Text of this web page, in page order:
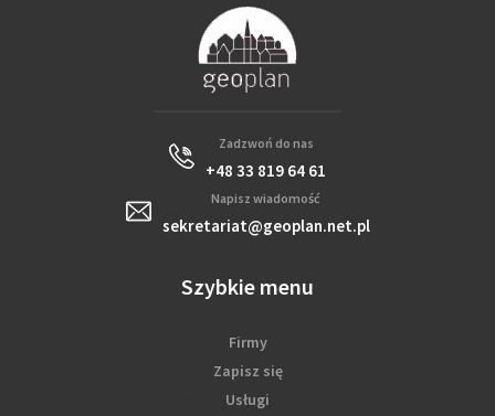
Zadzwoń do nas
+48 33 819 64 61
Napisz wiadomość
sekretariat@geoplan.net.pl
Szybkie menu
Firmy
Zapisz się
Usługi